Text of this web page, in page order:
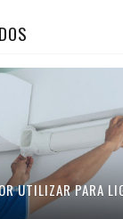
UTILIZAR PARA